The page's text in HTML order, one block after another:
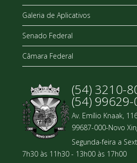
Galeria de Aplicativos
Senado Federal
Câmara Federal
(54) 3210-
(54)
Av. Emílio Knaak,
99687-000-Novo
Segunda-feira a
7h30 às 11h30 - 13h00 às 17h00